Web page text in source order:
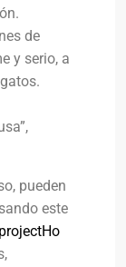
de
y serio, a
pueden
este